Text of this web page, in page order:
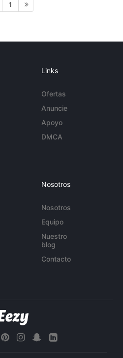
1
Links
Ofertas
Anuncie
Apoyo
DMCA
Nosotros
Nosotros
Equipo
Nuestro
blog
Contacto